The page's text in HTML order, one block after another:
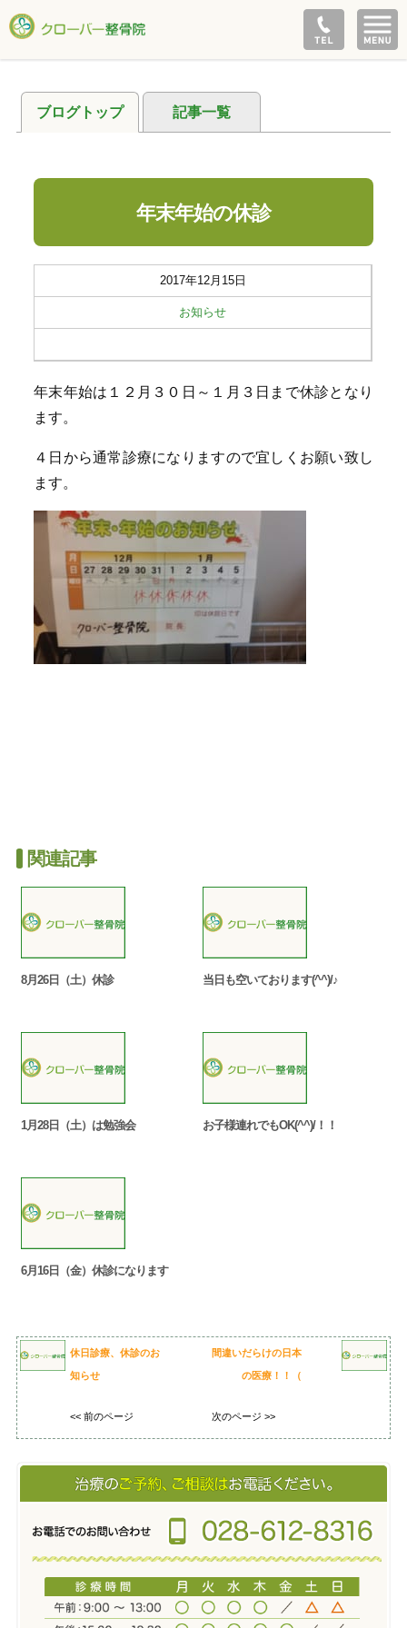
ブログトップ 記事一覧
年末年始の休診
2017年12月15日
お知らせ
年末年始は１２月３０日～１月３日まで休診となり
ます。
４日から通常診療になりますので宜しくお願い致し
ます。
関連記事
8月26日（土）休診 当日も空いております(^^)/♪
1月28日（土）は勉強会 お子様連れでもOK(^^)/！！
6月16日（金）休診になります
休日診療、休診のお
知らせ
<< 前のページ
間違いだらけの日本
の医療！！（
次のページ >>